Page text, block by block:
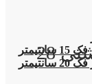
برچسب محصول: فرز انگشتی 28